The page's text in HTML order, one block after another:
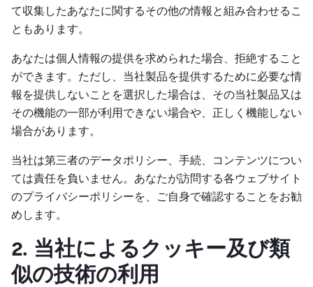
て収集したあなたに関するその他の情報と組み合わせるこ
ともあります。
あなたは個人情報の提供を求められた場合、拒絶すること
ができます。ただし、当社製品を提供するために必要な情
報を提供しないことを選択した場合は、その当社製品又は
その機能の一部が利用できない場合や、正しく機能しない
場合があります。
当社は第三者のデータポリシー、手続、コンテンツについ
ては責任を負いません。あなたが訪問する各ウェブサイト
のプライバシーポリシーを、ご自身で確認することをお勧
めします。
2. 当社によるクッキー及び類
似の技術の利用